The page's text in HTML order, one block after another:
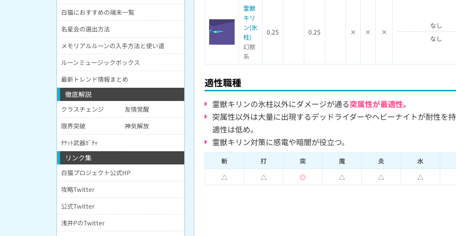
霊獣
キリ
ン(氷
柱)
幻獣
系
0.25 0.25 × × ×
なし
なし
適性職種
霊獣キリンの氷柱以外にダメージが通る突属性が最適性。
突属性以外は大量に出現するデッドライダーやヘビーナイトが耐性を
適性は低め。
霊獣キリン対策に感電や暗闇が役立つ。
斬 打 突 魔 炎
水
△
△ ◎ △ △ △
白猫におすすめの端末一覧
名星会の選出方法
メモリアルルーンの入手方法と使い道
ルーンミュージックボックス
最新トレンド情報まとめ
徹底解説
クラスチェンジ
友情覚醒
限界突破
神気解放
ﾁｹｯﾄ武器ｶﾞﾁｬ
リンク集
白猫プロジェクト公式HP
攻略Twitter
公式Twitter
浅井PのTwitter